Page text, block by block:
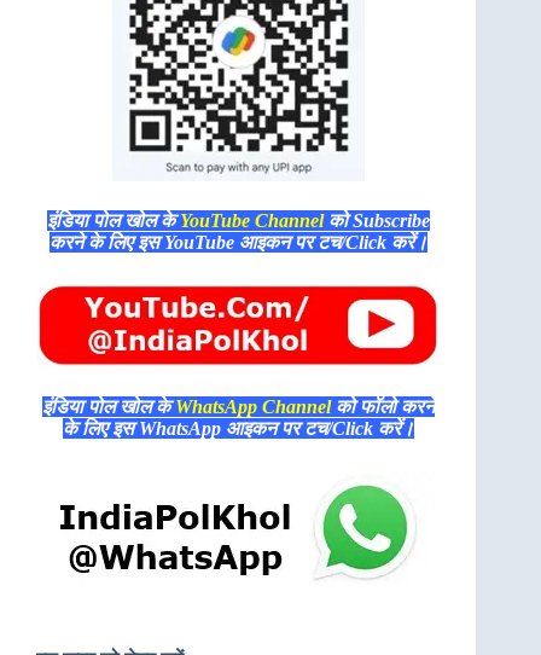
इंडिया पोल खोल केYouTube Channelको Subscribe
करने के लिए इस YouTube आइकन पर टच/Click करें।
इंडिया पोल खोल केWhatsApp Channelको फॉलो करने
के लिए इस WhatsApp आइकन पर टच/Click करें।